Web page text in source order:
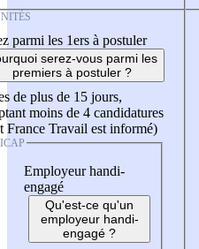
parmi les 1ers à postuler
serez-vous parmi les
premiers à postuler ?
de plus de 15 jours,
moins de 4 candidatures
France Travail est informé)
Employeur handi-
engagé
Qu'est-ce qu'un
employeur handi-
engagé ?